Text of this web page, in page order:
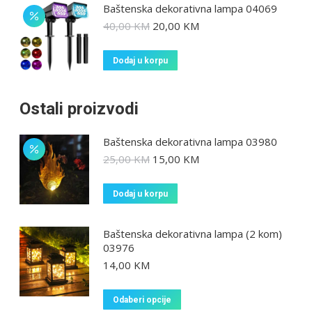
Baštenska dekorativna lampa 04069
40,00KM 20,00 KM
Dodaj u korpu
Ostali proizvodi
Baštenska dekorativna lampa 03980
25,00KM 15,00 KM
Dodaj u korpu
Baštenska dekorativna lampa (2 kom)
03976
14,00 KM
Odaberi opcije